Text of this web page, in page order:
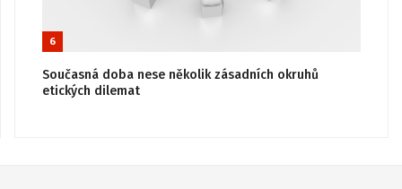
6
Současná doba nese několik zásadních okruhů
etických dilemat